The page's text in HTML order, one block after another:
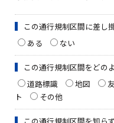
この通行規制区間に差し
ある
ない
この通行規制区間をどの
道路標識
地図
ト
その他